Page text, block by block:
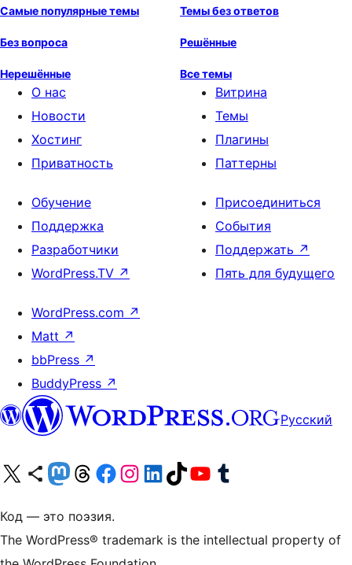
Самые популярные темы Темы без ответов
Без вопроса Решённые
Нерешённые Все темы
О нас
Новости
Хостинг
Приватность
Витрина
Темы
Плагины
Паттерны
Обучение
Поддержка
Разработчики
WordPress.TV ↗
Присоединиться
События
Поддержать ↗
Пять для будущего
WordPress.com ↗
Matt ↗
bbPress ↗
BuddyPress ↗
Русский
Посетите нас в X (ранее Twitter)
Посетите нашу учётную запись в Bluesky
Посетите нашу ленту в Mastodon
Посетите нашу учётную запись в Threads
Посетите нашу страницу на Facebook
Посетите наш Instagram
Посетите нашу страницу в LinkedIn
Посетите нашу учётную запись в TikTok
Посетите наш канал YouTube
Посетите нашу учётную запись в Tumblr
Код — это поэзия.
The WordPress® trademark is the intellectual property of